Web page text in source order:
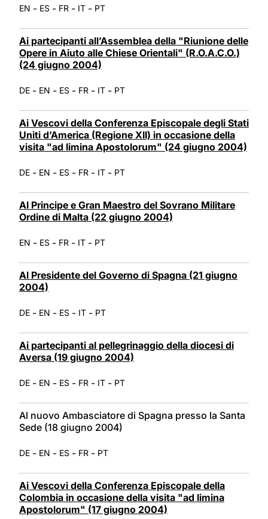
EN - ES - FR - IT - PT
Ai partecipanti all’Assemblea della "Riunione delle
Opere in Aiuto alle Chiese Orientali" (R.O.A.C.O.)
(24 giugno 2004)
DE - EN - ES - FR - IT - PT
Ai Vescovi della Conferenza Episcopale degli Stati
Uniti d’America (Regione XII) in occasione della
visita "ad limina Apostolorum" (24 giugno 2004)
DE - EN - ES - FR - IT - PT
Al Principe e Gran Maestro del Sovrano Militare
Ordine di Malta (22 giugno 2004)
EN - ES - FR - IT - PT
Al Presidente del Governo di Spagna (21 giugno
2004)
DE - EN - ES - IT - PT
Ai partecipanti al pellegrinaggio della diocesi di
Aversa (19 giugno 2004)
DE - EN - ES - FR - IT - PT
Al nuovo Ambasciatore di Spagna presso la Santa
Sede (18 giugno 2004)
DE - EN - ES - FR - PT
Ai Vescovi della Conferenza Episcopale della
Colombia in occasione della visita "ad limina
Apostolorum" (17 giugno 2004)